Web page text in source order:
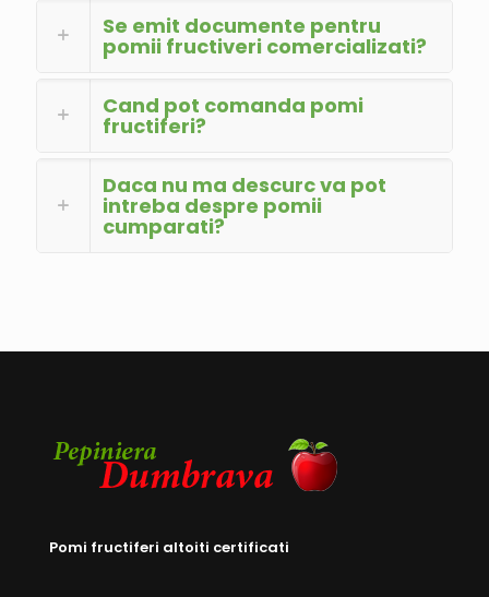
Se emit documente pentru
pomii fructiveri comercializati?
Cand pot comanda pomi
fructiferi?
Daca nu ma descurc va pot
intreba despre pomii
cumparati?
Pomi fructiferi altoiti certificati